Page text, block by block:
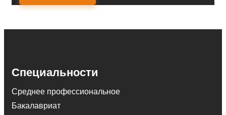
Специальности
Среднее профессиональное
Бакалавриат